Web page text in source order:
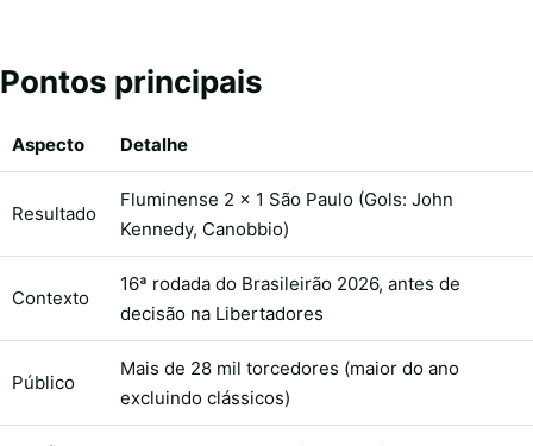
Pontos principais
Aspecto Detalhe
Resultado
Fluminense 2 x 1 São Paulo (Gols: John
Kennedy, Canobbio)
Contexto
16ª rodada do Brasileirão 2026, antes de
decisão na Libertadores
Público
Mais de 28 mil torcedores (maior do ano
excluindo clássicos)